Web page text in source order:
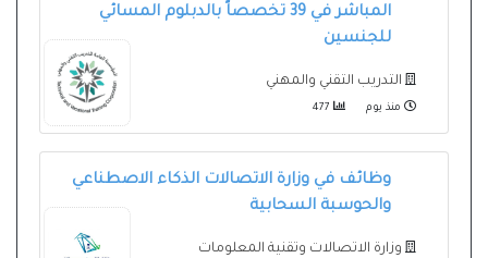
المباشر في 39 تخصصاً بالدبلوم المسائي
للجنسين
التدريب التقني والمهني
منذ يوم
وظائف في وزارة الاتصالات الذكاء الاصطناعي
والحوسبة السحابية
وزارة الاتصالات وتقنية المعلومات